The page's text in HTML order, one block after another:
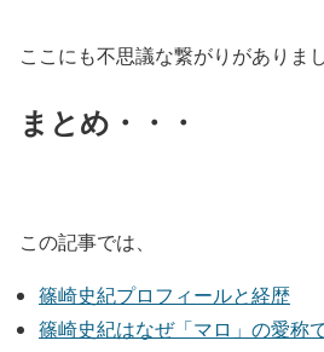
ここにも不思議な繋がりがありまし
まとめ・・・
この記事では、
篠崎史紀プロフィールと経歴
篠崎史紀はなぜ「マロ」の愛称